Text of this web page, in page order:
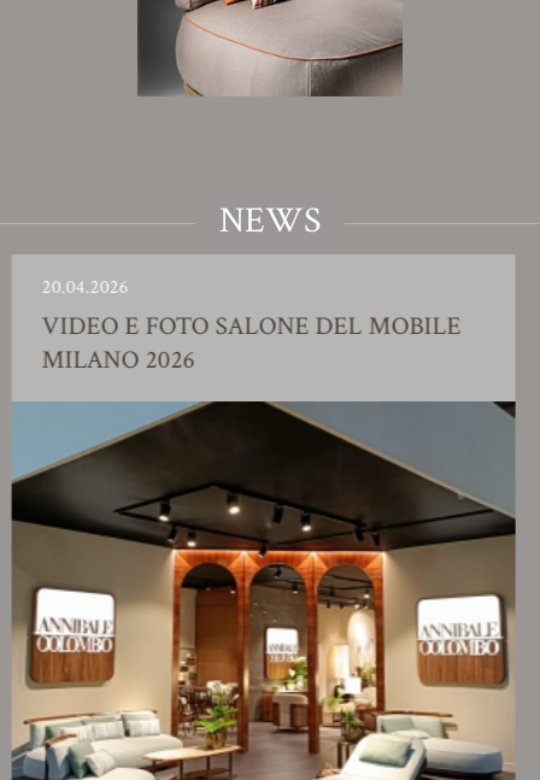
NEWS
E FOTO SALONE DEL MOBILE
2026